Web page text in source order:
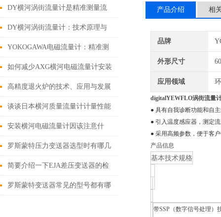
DY横河涡街流量计是精准测量流
体的设备
DY横河涡街流量计：技术原理与
性能优势
YOKOGAWA电磁流量计：精准测
量背后的科学奥秘？
如何减少AXG横河电磁流量计安装
过程中存在隐患的可能
高精度退火炉的技术、应用与发展
谈谈日本横河质量流量计计量性能
的影响因素及解决方法
安装横河电磁流量计因该注意什
么？
罗斯蒙特压力变送器选型时有哪几
点需要注意的地方
简要介绍一下EJA差压变送器的检
验方法
罗斯蒙特变送器常见的型号都有哪
产品介绍 相
品牌
外形尺寸
应用领域
digitalYEWFLO涡街流量
● 具有自我诊断功能和自
● 引入温度感应器，测定
● 采用高频参数，便于客
产品信息
基本技术规格
带SSP（数字信号处理）